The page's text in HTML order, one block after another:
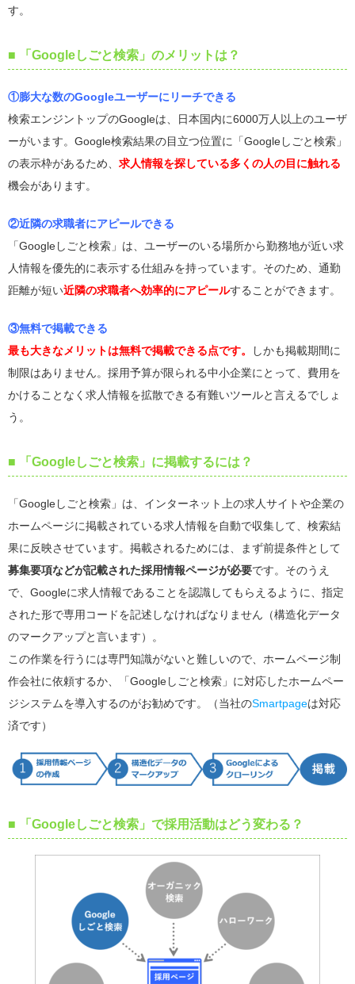
す。
■ 「Googleしごと検索」のメリットは？
①膨大な数のGoogleユーザーにリーチできる
検索エンジントップのGoogleは、日本国内に6000万人以上のユーザ
ーがいます。Google検索結果の目立つ位置に「Googleしごと検索」
の表示枠があるため、 求人情報を探している多くの人の目に触れる
機会があります。
②近隣の求職者にアピールできる
「Googleしごと検索」は、ユーザーのいる場所から勤務地が近い求
人情報を優先的に表示する仕組みを持っています。そのため、通勤
距離が短い近隣の求職者へ効率的にアピールすることができます。
③無料で掲載できる
最も大きなメリットは無料で掲載できる点です。
しかも掲載期間に
制限はありません。採用予算が限られる中小企業にとって、費用を
かけることなく求人情報を拡散できる有難いツールと言えるでしょ
う。
■ 「Googleしごと検索」に掲載するには？
「Googleしごと検索」は、インターネット上の求人サイトや企業の
ホームページに掲載されている求人情報を自動で収集して、検索結
果に反映させています。掲載されるためには、まず前提条件として
募集要項などが記載された採用情報ページが必要です。そのうえ
で、Googleに求人情報であることを認識してもらえるように、指定
された形で専用コードを記述しなければなりません（構造化データ
のマークアップと言います）。
この作業を行うには専門知識がないと難しいので、ホームページ制
作会社に依頼するか、「Googleしごと検索」に対応したホームペー
ジシステムを導入するのがお勧めです。（当社のSmartpageは対応
済です）
■ 「Googleしごと検索」で採用活動はどう変わる？